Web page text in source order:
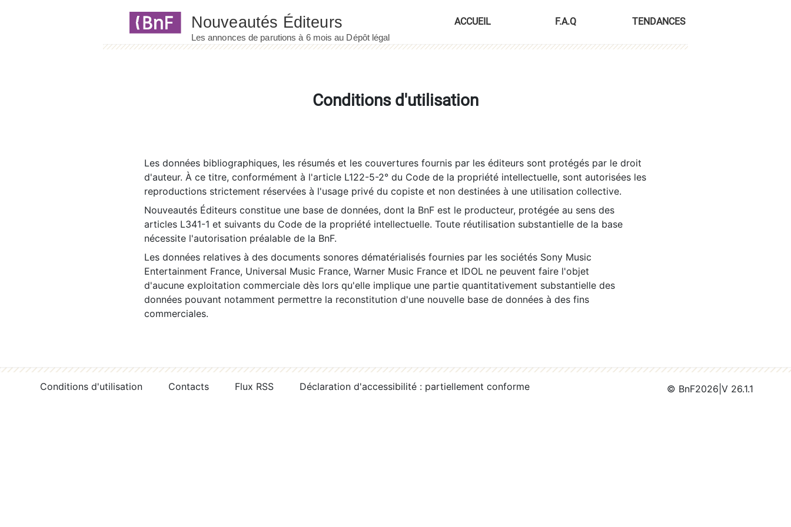
ACCUEIL F.A.Q TENDANCES
Conditions d'utilisation
Les données bibliographiques, les résumés et les couvertures fournis par les éditeurs sont protégés par le droit
d'auteur. À ce titre, conformément à l'article L122-5-2° du Code de la propriété intellectuelle, sont autorisées les
reproductions strictement réservées à l'usage privé du copiste et non destinées à une utilisation collective.
Nouveautés Éditeurs constitue une base de données, dont la BnF est le producteur, protégée au sens des
articles L341-1 et suivants du Code de la propriété intellectuelle. Toute réutilisation substantielle de la base
nécessite l'autorisation préalable de la BnF.
Les données relatives à des documents sonores dématérialisés fournies par les sociétés Sony Music
Entertainment France, Universal Music France, Warner Music France et IDOL ne peuvent faire l'objet
d'aucune exploitation commerciale dès lors qu'elle implique une partie quantitativement substantielle des
données pouvant notamment permettre la reconstitution d'une nouvelle base de données à des fins
commerciales.
Conditions d'utilisation Contacts Flux RSS Déclaration d'accessibilité : partiellement conforme © BnF2026 V 26.1.1